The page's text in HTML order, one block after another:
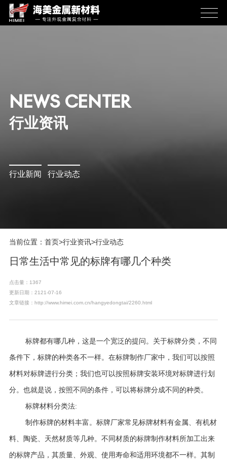
NEWS CENTER
行业资讯
行业新闻 行业动态
当前位置： 首页 >行业资讯>行业动态
日常生活中常见的标牌有哪几个种类
点击量：1367
更新日期：2121-07-16
文章链接：http://www.himei.com.cn/hangyedongtai/2260.html
标牌都有哪几种，这是一个宽泛的提问。关于标牌分类，不同
条件下，标牌的种类各不一样。在标牌制作厂家中，我们可以按照
材料对标牌进行分类；我们也可以按照标牌安装环境对标牌进行划
分。也就是说，按照不同的条件，可以将标牌分成不同的种类。
标牌材料分类法:
制作标牌的材料丰富。标牌厂家常见标牌材料有金属、有机材
料、陶瓷、天然材质等几种。不同材质的标牌制作材料所加工出来
的标牌产品，其质量、外观、使用寿命和适用环境都不一样。其制